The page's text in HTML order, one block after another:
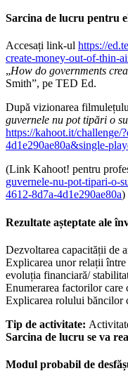
Sarcina de lucru pentru
Accesați link-ul https://
create-money-out-of-thin-
„How do governments
Smith”, pe TED Ed.
După vizionarea
guvernele nu pot tipări o
https://kahoot.it/challenge/
4d1e290ae80a&single-
(Link Kahoot! pentru
guvernele-nu-pot-tipari-o-
4612-8d7a-4d1e290ae80a)
Rezultate așteptate ale
Dezvoltarea capacității de
Explicarea unor relații
evoluția financiară/
Enumerarea factorilor care
Explicarea rolului băncilor
Tip de activitate:
Sarcina de lucru se va
Modul probabil de